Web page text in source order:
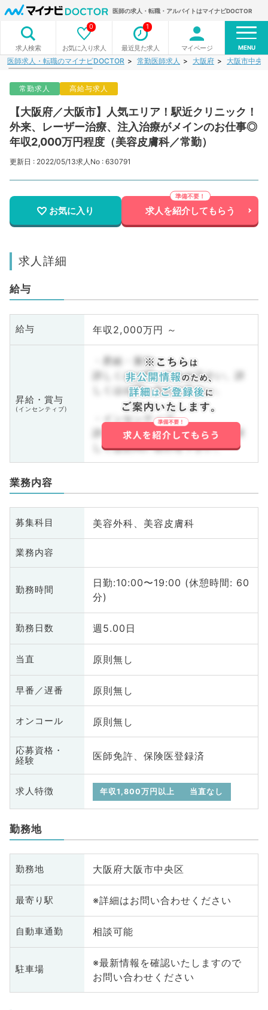
医師の求人・転職・アルバイトはマイナビDOCTOR
求人検索 お気に入り求人
0
最近見た求人
1
マイページ MENU
医師求人・転職のマイナビDOCTOR 常勤医師求人 大阪府 大阪市中央
常勤求人 高給与求人
【大阪府／大阪市】人気エリア！駅近クリニック！
外来、レーザー治療、注入治療がメインのお仕事◎
年収2,000万円程度（美容皮膚科／常勤）
更新日 : 2022/05/13求人No : 630791
お気に入り 求人を紹介してもらう
求人詳細
給与
給与 年収2,000万円 ～
昇給・賞与
(インセンティブ)
・昇給・賞与
詳しくはお問い合わせ下さい。詳
しくはお問い合わせ下さい。
・インセンティブ
詳しくはお問い合わせ下さい。詳
しくはお問い合わせ下さい。
業務内容
募集科目 美容外科、美容皮膚科
業務内容
勤務時間
日勤:10:00〜19:00 (休憩時間: 60
分)
勤務日数 週5.00日
当直 原則無し
早番／遅番 原則無し
オンコール 原則無し
応募資格・
経験
医師免許、保険医登録済
求人特徴 年収1,800万円以上 当直なし
勤務地
勤務地 大阪府大阪市中央区
最寄り駅 ※詳細はお問い合わせください
自動車通勤 相談可能
駐車場
※最新情報を確認いたしますので
お問い合わせください